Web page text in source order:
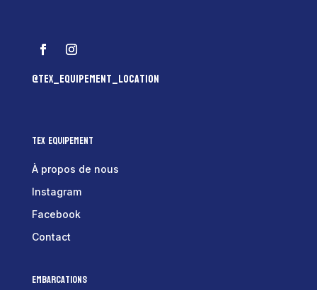
@tex_equipement_location
Tex Equipement
À propos de nous
Instagram
Facebook
Contact
Embarcations